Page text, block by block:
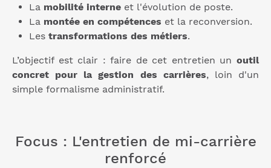
La mobilité interne et l'évolution de poste.
La montée en compétences et la reconversion.
Les transformations des métiers.
L’objectif est clair : faire de cet entretien un outil
concret pour la gestion des carrières, loin d'un
simple formalisme administratif.
Focus : L'entretien de mi-carrière
renforcé